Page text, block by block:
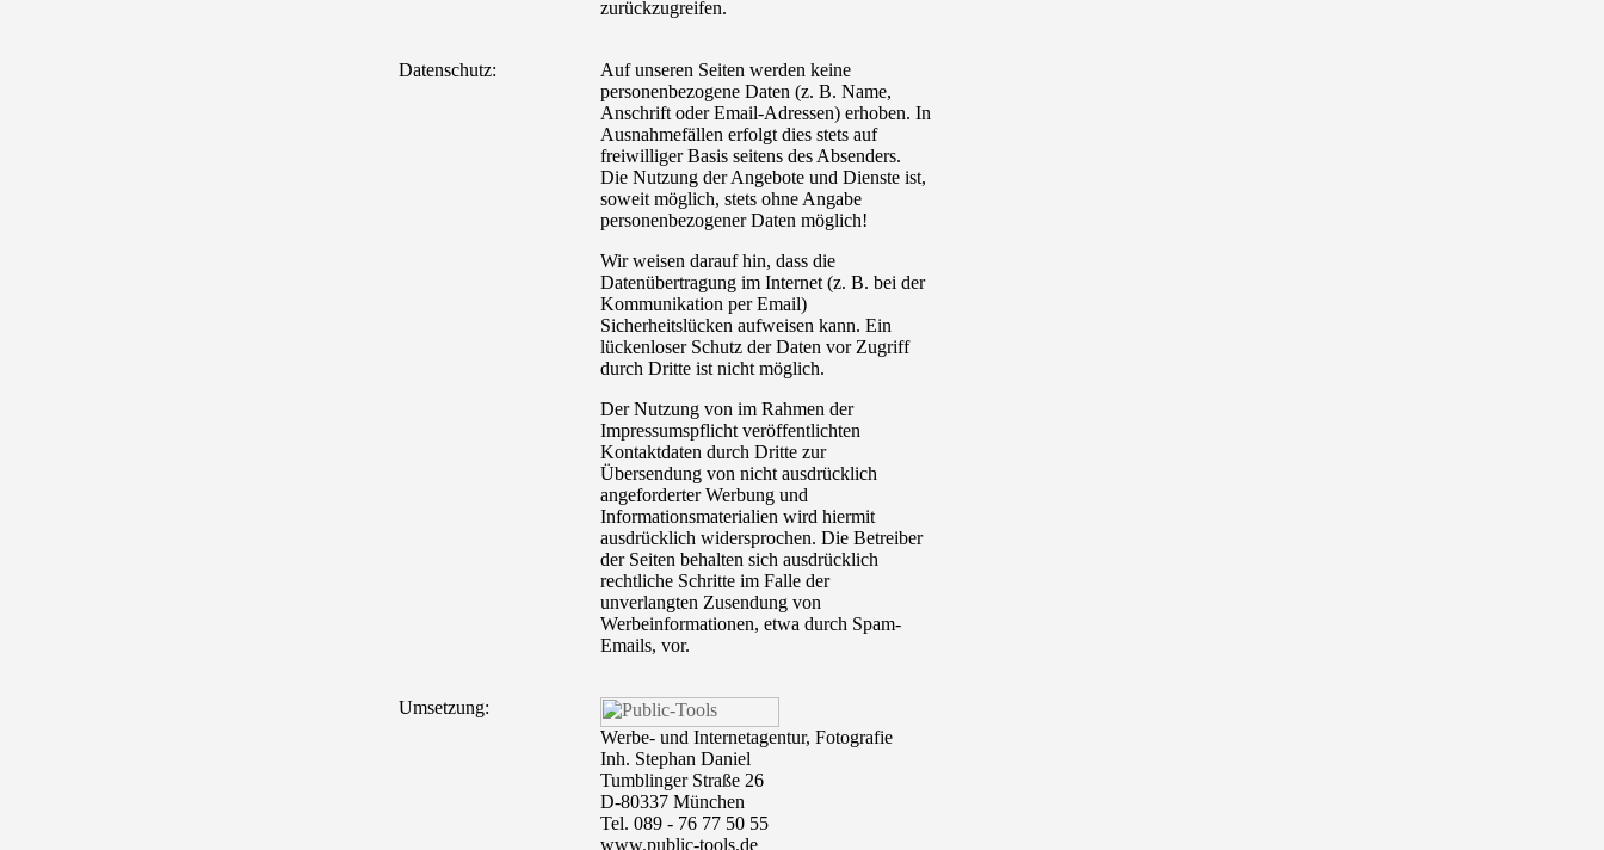
zurückzugreifen.
Datenschutz:
Auf unseren Seiten werden keine
personenbezogene Daten (z. B. Name,
Anschrift oder Email-Adressen) erhoben. In
Ausnahmefällen erfolgt dies stets auf
freiwilliger Basis seitens des Absenders.
Die Nutzung der Angebote und Dienste ist,
soweit möglich, stets ohne Angabe
personenbezogener Daten möglich!
Wir weisen darauf hin, dass die
Datenübertragung im Internet (z. B. bei der
Kommunikation per Email)
Sicherheitslücken aufweisen kann. Ein
lückenloser Schutz der Daten vor Zugriff
durch Dritte ist nicht möglich.
Der Nutzung von im Rahmen der
Impressumspflicht veröffentlichten
Kontaktdaten durch Dritte zur
Übersendung von nicht ausdrücklich
angeforderter Werbung und
Informationsmaterialien wird hiermit
ausdrücklich widersprochen. Die Betreiber
der Seiten behalten sich ausdrücklich
rechtliche Schritte im Falle der
unverlangten Zusendung von
Werbeinformationen, etwa durch Spam-
Emails, vor.
Umsetzung:
Werbe- und Internetagentur, Fotografie
Inh. Stephan Daniel
Tumblinger Straße 26
D-80337 München
Tel. 089 - 76 77 50 55
www.public-tools.de